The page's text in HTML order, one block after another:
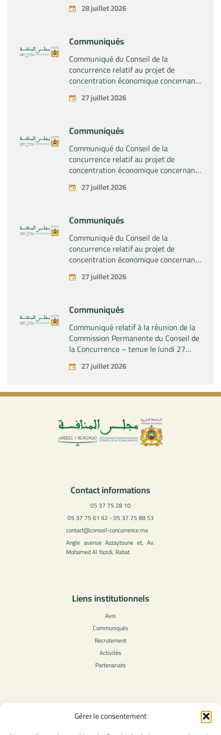
Gérer le consentement
28 juillet 2026
Communiqués
Communiqué du Conseil de la
concurrence relatif au projet de
concentration économique concernant
la prise du contrôle exclusif par la
société « Substipharm SAS » des actifs
pharmaceutiques « Rilutek » et «
Sabril » détenus par la société « Sanofi
SA »
27 juillet 2026
Communiqués
Communiqué du Conseil de la
concurrence relatif au projet de
concentration économique concernant
la prise du contrôle exclusif par la
société « Plastika Kritis SA » de la
27 juillet 2026
Communiqués
Communiqué du Conseil de la
concurrence relatif au projet de
concentration économique concernant
la prise par la société « Fives SAS » du
contrôle exclusif de la société « Aries
27 juillet 2026
Communiqués
Communiqué relatif à la réunion de la
Commission Permanente du Conseil de
la Concurrence – tenue le lundi 27
juillet 2026
27 juillet 2026
Contact informations
05 37 75 28 10
05 37 75 61 62 - 05 37 75 88 53
contact@conseil-concurrence.ma
Angle avenue Azzaytoune et, Av.
Mohamed Al Yazidi, Rabat
Liens institutionnels
Avis
Communiqués
Recrutement
Activités
Partenariats
Contenu légale